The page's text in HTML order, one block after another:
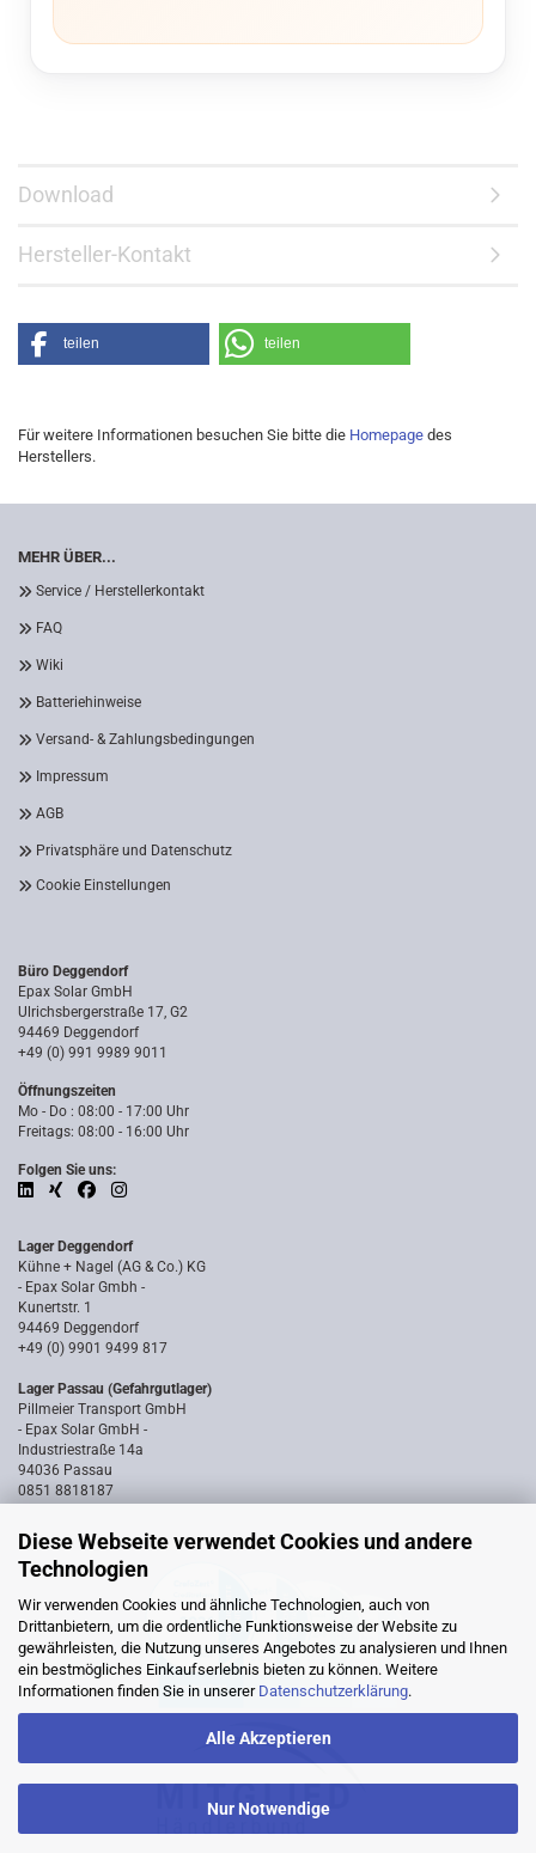
Diese Webseite verwendet Cookies und andere
Technologien
Wir verwenden Cookies und ähnliche Technologien, auch von
Drittanbietern, um die ordentliche Funktionsweise der Website zu
gewährleisten, die Nutzung unseres Angebotes zu analysieren und Ihnen
ein bestmögliches Einkaufserlebnis bieten zu können. Weitere
Informationen finden Sie in unserer Datenschutzerklärung.
Alle Akzeptieren
Nur Notwendige
Download
Hersteller-Kontakt
teilen teilen
Für weitere Informationen besuchen Sie bitte die Homepage des
Herstellers.
MEHR ÜBER...
Service / Herstellerkontakt
FAQ
Wiki
Batteriehinweise
Versand- & Zahlungsbedingungen
Impressum
AGB
Privatsphäre und Datenschutz
Cookie Einstellungen
Büro Deggendorf
Epax Solar GmbH
Ulrichsbergerstraße 17, G2
94469 Deggendorf
+49 (0) 991 9989 9011
Öffnungszeiten
Mo - Do : 08:00 - 17:00 Uhr
Freitags: 08:00 - 16:00 Uhr
Folgen Sie uns:
Lager Deggendorf
Kühne + Nagel (AG & Co.) KG
- Epax Solar Gmbh -
Kunertstr. 1
94469 Deggendorf
+49 (0) 9901 9499 817
Lager Passau (Gefahrgutlager)
Pillmeier Transport GmbH
- Epax Solar GmbH -
Industriestraße 14a
94036 Passau
0851 8818187